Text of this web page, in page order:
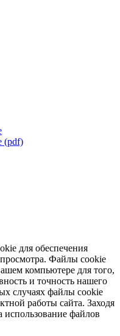
(pdf)
для обеспечения
Файлы cookie
компьютере для того,
и точность нашего
случаях файлы cookie
работы сайта. Заходя
использование файлов